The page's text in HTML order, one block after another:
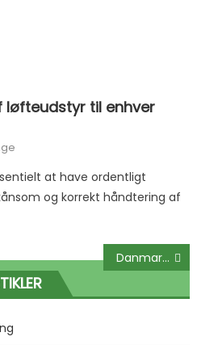
løfteudstyr til enhver
at have ordentligt
og korrekt håndtering af
Danmark har mange spændende dyreparker